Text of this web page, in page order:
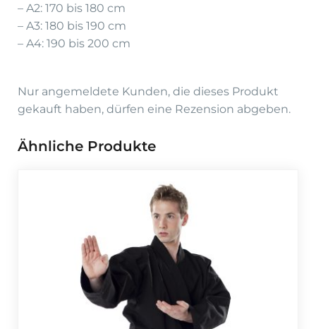
– A2: 170 bis 180 cm
– A3: 180 bis 190 cm
– A4: 190 bis 200 cm
Nur angemeldete Kunden, die dieses Produkt
gekauft haben, dürfen eine Rezension abgeben.
Ähnliche Produkte